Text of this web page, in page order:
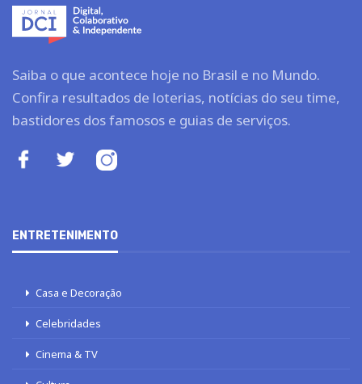
Saiba o que acontece hoje no Brasil e no Mundo.
Confira resultados de loterias, notícias do seu time,
bastidores dos famosos e guias de serviços.
ENTRETENIMENTO
Casa e Decoração
Celebridades
Cinema & TV